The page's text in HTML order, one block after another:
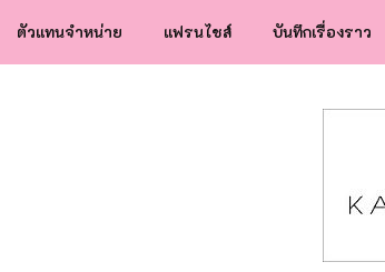
ตัวแทนจำหน่าย แฟรนไชส์ บันทึกเรื่องราว
ข่าวสาร
ความรู้การ